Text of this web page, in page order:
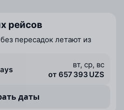
рейсов
пересадок летают из
вт, ср, вс
от 657 393 UZS
даты